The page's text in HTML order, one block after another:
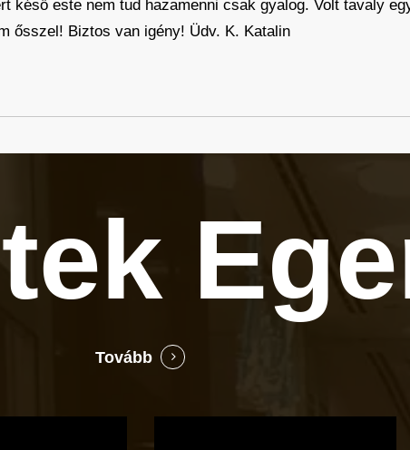
késő este nem tud hazamenni csak gyalog. Volt tavaly
ősszel! Biztos van igény! Üdv. K. Katalin
Tovább